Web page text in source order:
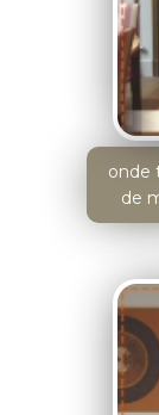
onde
de